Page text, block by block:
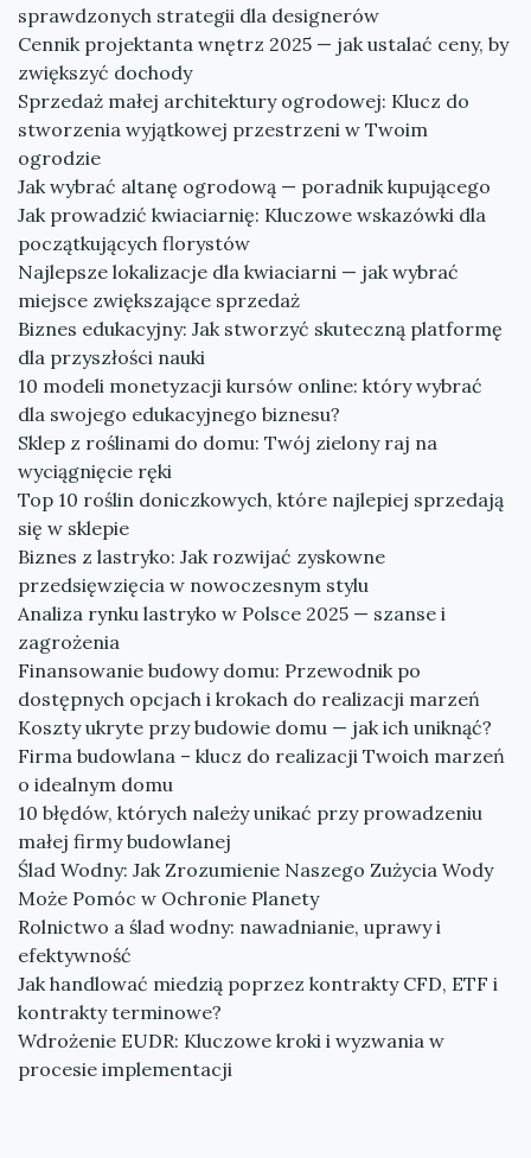
sprawdzonych strategii dla designerów
Cennik projektanta wnętrz 2025 — jak ustalać ceny, by
zwiększyć dochody
Sprzedaż małej architektury ogrodowej: Klucz do
stworzenia wyjątkowej przestrzeni w Twoim
ogrodzie
Jak wybrać altanę ogrodową — poradnik kupującego
Jak prowadzić kwiaciarnię: Kluczowe wskazówki dla
początkujących florystów
Najlepsze lokalizacje dla kwiaciarni — jak wybrać
miejsce zwiększające sprzedaż
Biznes edukacyjny: Jak stworzyć skuteczną platformę
dla przyszłości nauki
10 modeli monetyzacji kursów online: który wybrać
dla swojego edukacyjnego biznesu?
Sklep z roślinami do domu: Twój zielony raj na
wyciągnięcie ręki
Top 10 roślin doniczkowych, które najlepiej sprzedają
się w sklepie
Biznes z lastryko: Jak rozwijać zyskowne
przedsięwzięcia w nowoczesnym stylu
Analiza rynku lastryko w Polsce 2025 — szanse i
zagrożenia
Finansowanie budowy domu: Przewodnik po
dostępnych opcjach i krokach do realizacji marzeń
Koszty ukryte przy budowie domu — jak ich uniknąć?
Firma budowlana – klucz do realizacji Twoich marzeń
o idealnym domu
10 błędów, których należy unikać przy prowadzeniu
małej firmy budowlanej
Ślad Wodny: Jak Zrozumienie Naszego Zużycia Wody
Może Pomóc w Ochronie Planety
Rolnictwo a ślad wodny: nawadnianie, uprawy i
efektywność
Jak handlować miedzią poprzez kontrakty CFD, ETF i
kontrakty terminowe?
Wdrożenie EUDR: Kluczowe kroki i wyzwania w
procesie implementacji